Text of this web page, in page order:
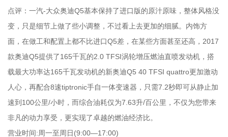
点评：一汽-大众奥迪Q5基本保持了进口版的原汁原味，整体风格没
变，只是细节上做了些小调整，不过看上去更加的细腻。内饰方
面，在做工和配置上都不比进口Q5差，在某些方面甚至还高，2017
款奥迪Q5提供了165千瓦的2.0 TFSI涡轮增压燃油直喷发动机，搭
载最大功率达165千瓦发动机的新奥迪Q5 40 TFSI quattro更加激动
人心，再配合8速tiptronic手自一体变速器，只需7.2秒即可从静止加
速到100公里/小时，而综合油耗仅为7.63升/百公里，不仅为您带来
非凡的动力享受，更实现了卓越的燃油经济比。
营业时间:周一至周日(9:00—17:00)